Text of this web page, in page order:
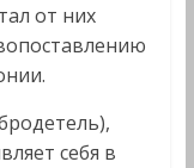
от них
себя в